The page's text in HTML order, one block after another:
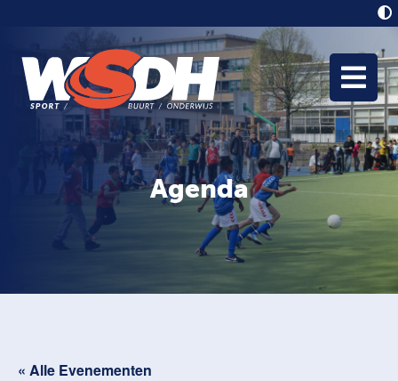
Agenda
« Alle Evenementen